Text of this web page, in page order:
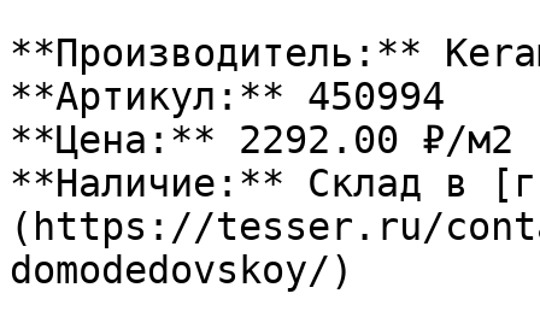
**Производитель:**
**Артикул:** 450994
**Цена:** 2292.00 ₽/м2
**Наличие:** Склад в
(https://tesser.ru/
domodedovskoy/)